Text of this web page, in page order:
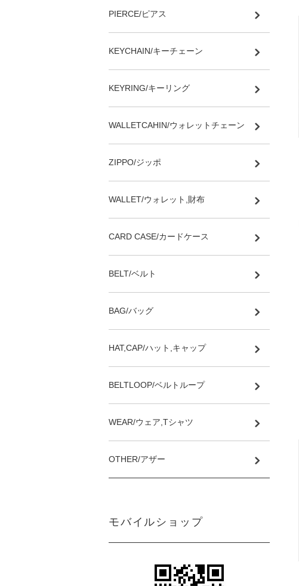
PIERCE/ピアス
KEYCHAIN/キーチェーン
KEYRING/キーリング
WALLETCAHIN/ウォレットチェーン
ZIPPO/ジッポ
WALLET/ウォレット,財布
CARD CASE/カードケース
BELT/ベルト
BAG/バッグ
HAT,CAP/ハット,キャップ
BELTLOOP/ベルトループ
WEAR/ウェア,Tシャツ
OTHER/アザー
モバイルショップ